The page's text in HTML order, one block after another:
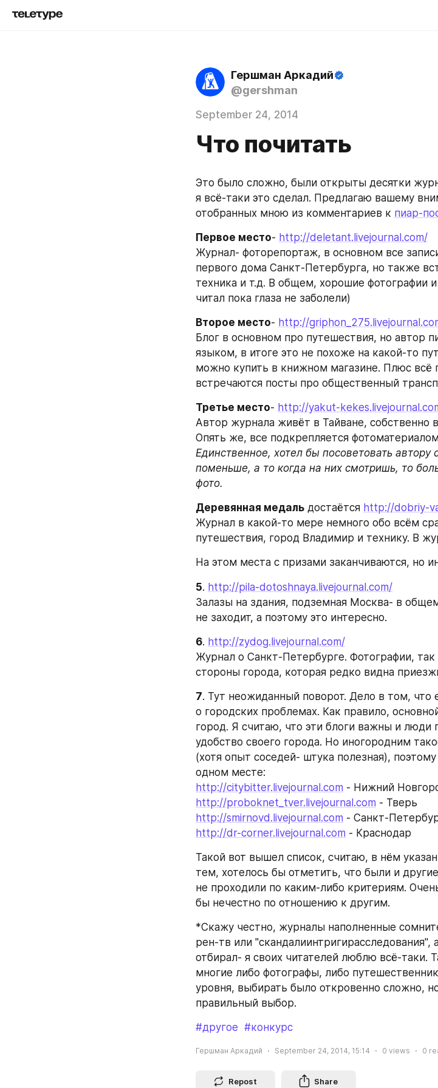
Гершман Аркадий
@gershman
September 24, 2014
Что почитать
Это было сложно, были открыты десятки
я всё-таки это сделал. Предлагаю вашему
отобранных мною из комментариев к пиар-
Первое место- http://deletant.livejournal.com/
Журнал- фоторепортаж, в основном все
первого дома Санкт-Петербурга, но также
техника и т.д. В общем, хорошие фотографии
читал пока глаза не заболели)
Второе место- http://
Блог в основном про путешествия, но автор
языком, в итоге это не похоже на какой-то
можно купить в книжном магазине. Плюс всё
встречаются посты про общественный
Третье место- http://yakut-
Автор журнала живёт в Тайване,
Опять же, все подкрепляется
Единственное, хотел бы посоветовать автору
поменьше, а то когда на них смотришь, то
фото.
Деревянная медаль достаётся http://dobriy-
Журнал в какой-то мере немного обо всём
путешествия, город Владимир и технику. В
На этом места с призами заканчиваются, но
5. http://pila-dotoshnaya.livejournal.com/
Залазы на здания, подземная Москва- в
не заходит, а поэтому это интересно.
6. http://zydog.livejournal.com/
Журнал о Санкт-Петербурге. Фотографии, так
стороны города, которая редко видна
7. Тут неожиданный поворот. Дело в том,
о городских проблемах. Как правило,
город. Я считаю, что эти блоги важны и люди
удобство своего города. Но иногородним
(хотя опыт соседей- штука полезная),
одном месте:
http://citybitter.livejournal.com - Нижний
http://proboknet_tver.livejournal.com - Тверь
http://smirnovd.livejournal.com - Санкт-
http://dr-corner.livejournal.com - Краснодар
Такой вот вышел список, считаю, в нём
тем, хотелось бы отметить, что были и
не проходили по каким-либо критериям.
бы нечестно по отношению к другим.
*Скажу честно, журналы наполненные
рен-тв или
отбирал- я своих читателей люблю всё-таки.
многие либо фотографы, либо
уровня, выбирать было откровенно сложно,
правильный выбор.
#другое #конкурс
Гершман Аркадий September 24, 2014, 15:14 0 views 0
Repost Share